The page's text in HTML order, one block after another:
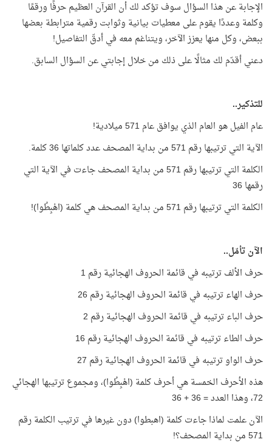
الإجابة عن هذا السؤال سوف تؤكد لك أن القرآن العظيم حرفًا ورقمًا
وكلمة وعددًا يقوم على معطيات بيانية وثوابت رقمية مترابطة بعضها
ببعض، وكل منها يعزز الآخر، ويتناغم معه في أدقّ التفاصيل!
دعني أقدّم لك مثالًا على ذلك من خلال إجابتي عن السؤال السابق.
للتذكير..
عام الفيل هو العام الذي يوافق عام 571 ميلادية!
الآية التي ترتيبها رقم 571 من بداية المصحف عدد كلماتها 36 كلمة.
الكلمة التي ترتيبها رقم 571 من بداية المصحف جاءت في الآية التي
رقمها 36
الكلمة التي ترتيبها رقم 571 من بداية المصحف هي كلمة (اهْبِطُوا)!
الآن تأمّل..
حرف الألف ترتيبه في قائمة الحروف الهجائية رقم 1
حرف الهاء ترتيبه في قائمة الحروف الهجائية رقم 26
حرف الباء ترتيبه في قائمة الحروف الهجائية رقم 2
حرف الطاء ترتيبه في قائمة الحروف الهجائية رقم 16
حرف الواو ترتيبه في قائمة الحروف الهجائية رقم 27
هذه الأحرف الخمسة هي أحرف كلمة (اهْبِطُوا)، ومجموع ترتيبها الهجائي
72، وهذا العدد = 36 + 36
الآن علمت لماذا جاءت كلمة (اهبطوا) دون غيرها في ترتيب الكلمة رقم
571 من بداية المصحف؟!